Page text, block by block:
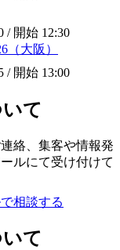
/ 開始 12:30
（大阪）
/ 開始 13:00
て
絡、集客や情報発
ルにて受け付けて
相談する
て